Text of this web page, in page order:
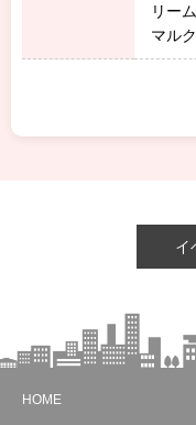
リー
マル
イ
HOME